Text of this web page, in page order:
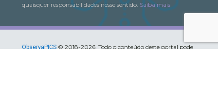
quaisquer responsabilidades nesse sentido. Saiba mais
ObservaPICS© 2018-2026. Todo o conteúdo deste portal pode